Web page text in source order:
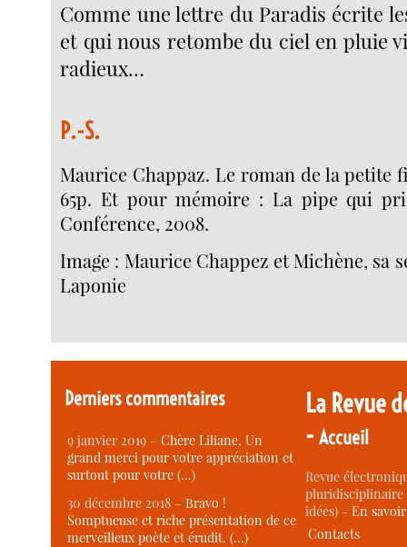
Comme une lettre du Paradis écrite
et qui nous retombe du ciel en pluie
radieux…
P.-S.
Maurice Chappaz. Le roman de la petite
65p. Et pour mémoire : La pipe qui
Conférence, 2008.
Image : Maurice Chappez et Michène, sa
Laponie
Derniers commentaires
9 janvier 2019 –Chère Liliane, Un
grand merci pour votre appréciation et
surtout pour votre (…)
30 décembre 2018 –Bravo !
Somptueuse et riche présentation de ce
merveilleux poète et érudit. (…)
La Revue
-Accueil
Revue
idées) -En
Contacts